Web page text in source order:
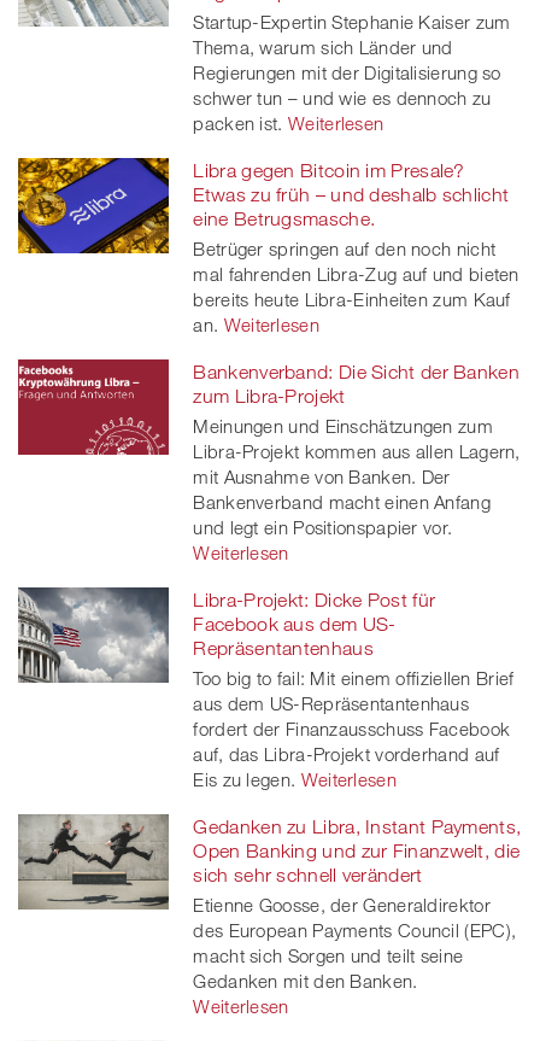
Startup-Expertin Stephanie Kaiser zum
Thema, warum sich Länder und
Regierungen mit der Digitalisierung so
schwer tun – und wie es dennoch zu
packen ist. Weiterlesen
Libra gegen Bitcoin im Presale?
Etwas zu früh – und deshalb schlicht
eine Betrugsmasche.
Betrüger springen auf den noch nicht
mal fahrenden Libra-Zug auf und bieten
bereits heute Libra-Einheiten zum Kauf
an. Weiterlesen
Bankenverband: Die Sicht der Banken
zum Libra-Projekt
Meinungen und Einschätzungen zum
Libra-Projekt kommen aus allen Lagern,
mit Ausnahme von Banken. Der
Bankenverband macht einen Anfang
und legt ein Positionspapier vor.
Weiterlesen
Libra-Projekt: Dicke Post für
Facebook aus dem US-
Repräsentantenhaus
Too big to fail: Mit einem offiziellen Brief
aus dem US-Repräsentantenhaus
fordert der Finanzausschuss Facebook
auf, das Libra-Projekt vorderhand auf
Eis zu legen. Weiterlesen
Gedanken zu Libra, Instant Payments,
Open Banking und zur Finanzwelt, die
sich sehr schnell verändert
Etienne Goosse, der Generaldirektor
des European Payments Council (EPC),
macht sich Sorgen und teilt seine
Gedanken mit den Banken.
Weiterlesen